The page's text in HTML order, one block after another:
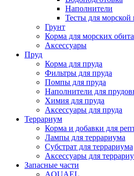
Наполнители
Тесты для морской
Грунт
Корма для морских
Аксессуары
Пруд
Корма для пруда
Фильтры для пруда
Помпы для пруда
Наполнители для
Химия для пруда
Аксессуары для пруда
Террариум
Корма и добавки для
Лампы для террариума
Субстрат для террариума
Аксессуары для
Запасные части